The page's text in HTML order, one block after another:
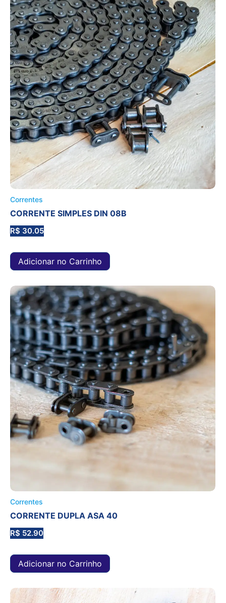
Correntes
CORRENTE SIMPLES DIN 08B
R$ 30.05
Adicionar no Carrinho
Correntes
CORRENTE DUPLA ASA 40
R$ 52.90
Adicionar no Carrinho